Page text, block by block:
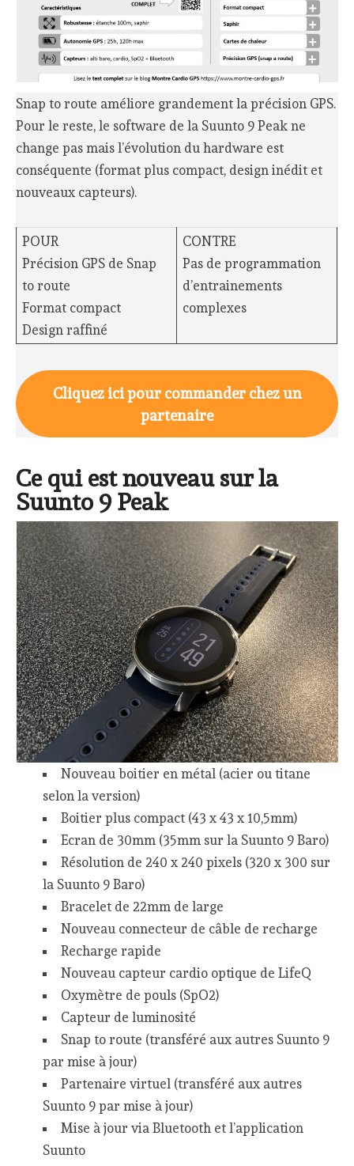
Snap to route améliore grandement la précision GPS.
Pour le reste, le software de la Suunto 9 Peak ne
change pas mais l’évolution du hardware est
conséquente (format plus compact, design inédit et
nouveaux capteurs).
POUR
Précision GPS de Snap
to route
Format compact
Design raffiné
CONTRE
Pas de programmation
d’entrainements
complexes
Cliquez ici pour commander chez un
partenaire
Ce qui est nouveau sur la
Suunto 9 Peak
Nouveau boitier en métal (acier ou titane
selon la version)
Boitier plus compact (43 x 43 x 10,5mm)
Ecran de 30mm (35mm sur la Suunto 9 Baro)
Résolution de 240 x 240 pixels (320 x 300 sur
la Suunto 9 Baro)
Bracelet de 22mm de large
Nouveau connecteur de câble de recharge
Recharge rapide
Nouveau capteur cardio optique de LifeQ
Oxymètre de pouls (SpO2)
Capteur de luminosité
Snap to route (transféré aux autres Suunto 9
par mise à jour)
Partenaire virtuel (transféré aux autres
Suunto 9 par mise à jour)
Mise à jour via Bluetooth et l’application
Suunto